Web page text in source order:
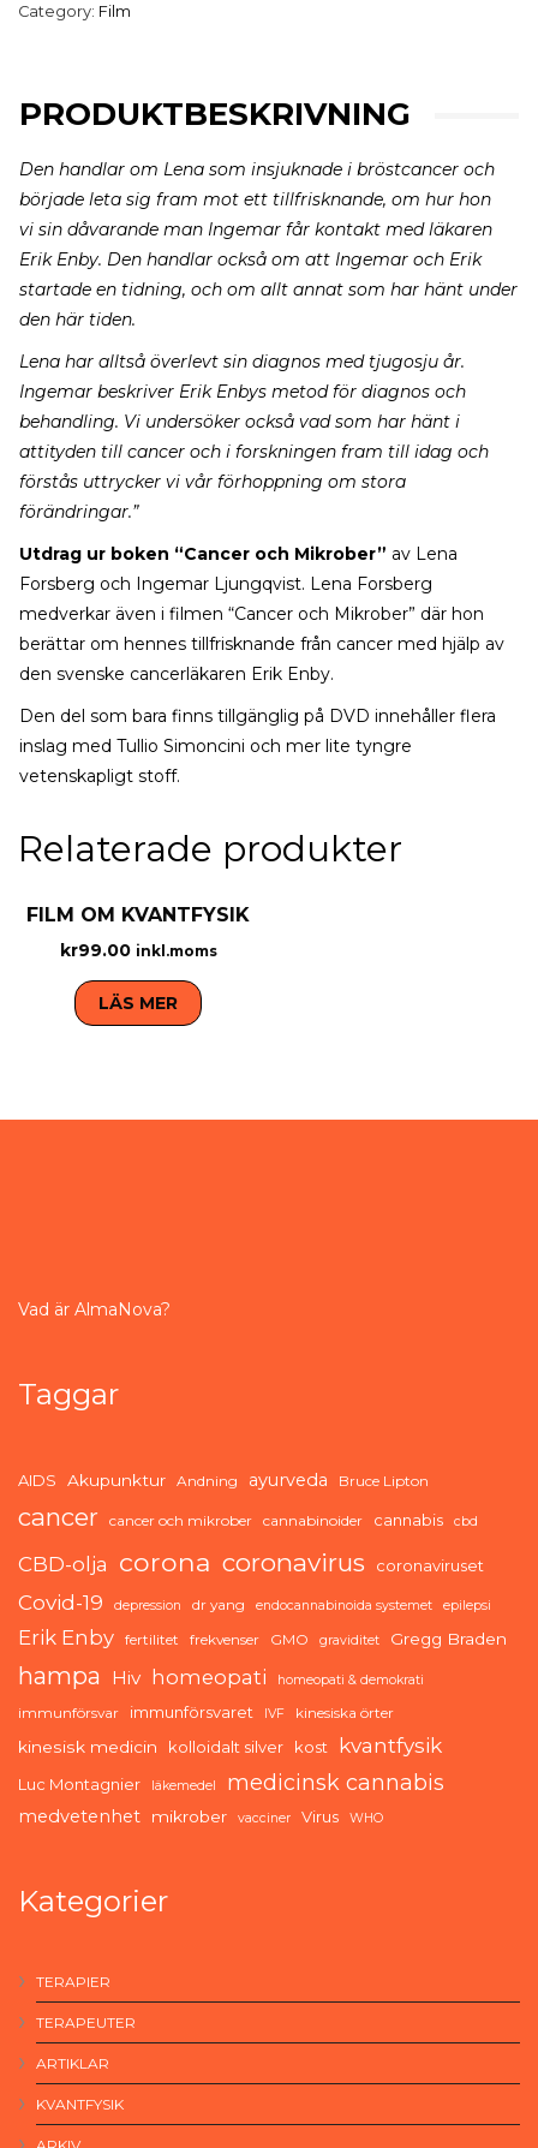
Category: Film
PRODUKTBESKRIVNING
Den handlar om Lena som insjuknade i bröstcancer och
började leta sig fram mot ett tillfrisknande, om hur hon
vi sin dåvarande man Ingemar får kontakt med läkaren
Erik Enby. Den handlar också om att Ingemar och Erik
startade en tidning, och om allt annat som har hänt under
den här tiden.
Lena har alltså överlevt sin diagnos med tjugosju år.
Ingemar beskriver Erik Enbys metod för diagnos och
behandling. Vi undersöker också vad som har hänt i
attityden till cancer och i forskningen fram till idag och
förstås uttrycker vi vår förhoppning om stora
förändringar.”
Utdrag ur boken “Cancer och Mikrober” av Lena
Forsberg och Ingemar Ljungqvist. Lena Forsberg
medverkar även i filmen “Cancer och Mikrober” där hon
berättar om hennes tillfrisknande från cancer med hjälp av
den svenske cancerläkaren Erik Enby.
Den del som bara finns tillgänglig på DVD innehåller flera
inslag med Tullio Simoncini och mer lite tyngre
vetenskapligt stoff.
Relaterade produkter
FILM OM KVANTFYSIK
kr99.00 inkl.moms
LÄS MER
Vad är AlmaNova?
Taggar
AIDS Akupunktur Andning ayurveda Bruce Lipton
cancer cancer och mikrober cannabinoider cannabis cbd
CBD-olja corona coronavirus coronaviruset
Covid-19 depression dr yang endocannabinoida systemet epilepsi
Erik Enby fertilitet frekvenser GMO graviditet Gregg Braden
hampa Hiv homeopati homeopati & demokrati
immunförsvar immunförsvaret IVF kinesiska örter
kinesisk medicin kolloidalt silver kost kvantfysik
Luc Montagnier läkemedel medicinsk cannabis
medvetenhet mikrober vacciner Virus WHO
Kategorier
TERAPIER
TERAPEUTER
ARTIKLAR
KVANTFYSIK